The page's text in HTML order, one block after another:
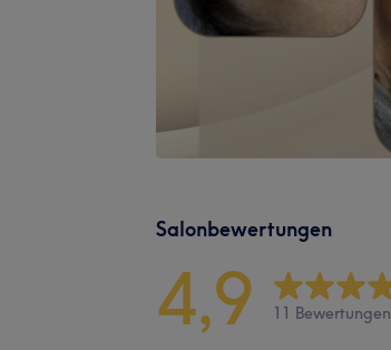
Salonbewertungen
4,9 11 Bewertungen